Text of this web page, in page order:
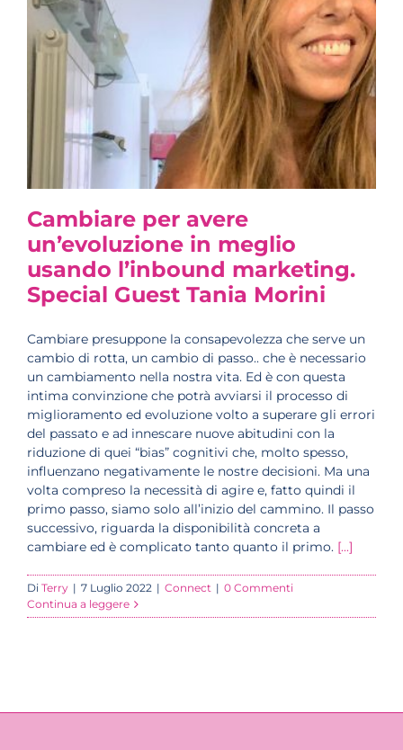
Cambiare per avere
un’evoluzione in meglio
usando l’inbound marketing.
Special Guest Tania Morini
Cambiare presuppone la consapevolezza che serve un
cambio di rotta, un cambio di passo.. che è necessario
un cambiamento nella nostra vita. Ed è con questa
intima convinzione che potrà avviarsi il processo di
miglioramento ed evoluzione volto a superare gli errori
del passato e ad innescare nuove abitudini con la
riduzione di quei “bias” cognitivi che, molto spesso,
influenzano negativamente le nostre decisioni. Ma una
volta compreso la necessità di agire e, fatto quindi il
primo passo, siamo solo all’inizio del cammino. Il passo
successivo, riguarda la disponibilità concreta a
cambiare ed è complicato tanto quanto il primo. [...]
Di Terry | 7 Luglio 2022 | Connect | 0 Commenti
Continua a leggere